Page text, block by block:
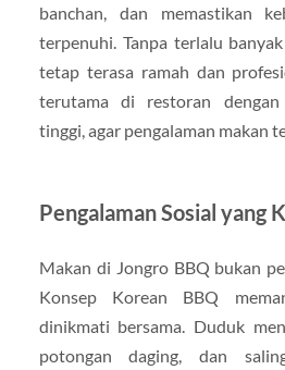
banchan, dan memastikan
terpenuhi. Tanpa terlalu
tetap terasa ramah dan
terutama di restoran dengan
tinggi, agar pengalaman makan
Pengalaman Sosial yang
Makan di Jongro BBQ bukan
Konsep Korean BBQ
dinikmati bersama. Duduk
potongan daging, dan